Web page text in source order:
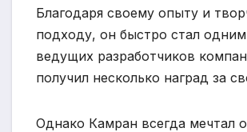
Благодаря своему опыту и
подходу, он быстро стал
ведущих разработчиков
получил несколько наград за
Однако Камран всегда мечтал